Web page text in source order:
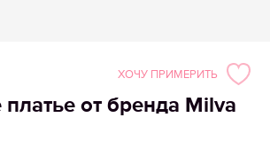
от бренда Milva
ХОЧУ ПРИМЕРИТЬ